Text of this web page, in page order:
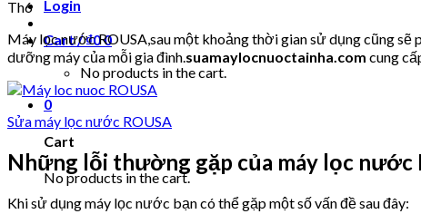
Login
Cart /₫00
No products in the cart.
0
Cart
No products in the cart.
Th6
Máy lọc nước ROUSA,sau một khoảng thời gian sử dụng cũng
dưỡng máy của mỗi gia đình.suamaylocnuoctainha.com cung
Sửa máy lọc nước ROUSA
Những lỗi thường gặp của máy lọc nước
Khi sử dụng máy lọc nước bạn có thể gặp một số vấn đề sau đây: